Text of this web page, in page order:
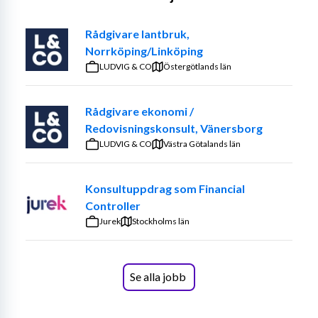
bolagets redovisning och blir en viktig del av
redovisningen och arbetar nära verksamheten i frågor
kopplade till lager, inköp och produktflöden.
Ekonomiavdelningen består idag av en
redovisningsekonom och en CFO, vilket innebär att du
får stort ansvar och möjlighet att påverka arbetssätt och
processer. Rollen är både operativ och
utvecklingsorienterad.
Dina arbetsuppgifter inkluderar:
Löpande redovisning
Kund- och leverantörsreskontra
Moms- och skattedeklarationer
Arbete med Månads-, kvartals- och
Rådgivare lantbruk,
Norrköping/Linköping
LUDVIG & CO Östergötlands län
Rådgivare ekonomi /
Redovisningskonsult, Vänersborg
LUDVIG & CO Västra Götalands län
Konsultuppdrag som Financial
Controller
Jurek Stockholms län
Se alla jobb